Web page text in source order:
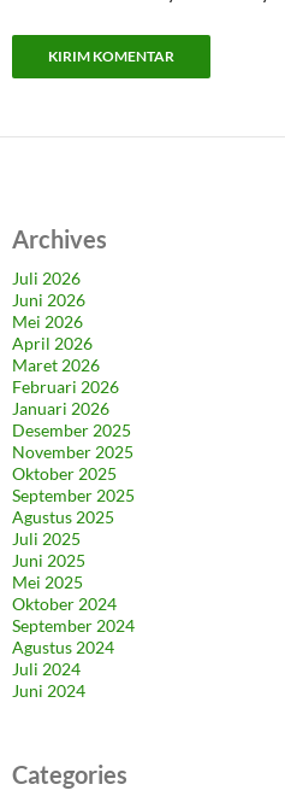
Archives
Juli 2026
Juni 2026
Mei 2026
April 2026
Maret 2026
Februari 2026
Januari 2026
Desember 2025
November 2025
Oktober 2025
September 2025
Agustus 2025
Juli 2025
Juni 2025
Mei 2025
Oktober 2024
September 2024
Agustus 2024
Juli 2024
Juni 2024
Categories